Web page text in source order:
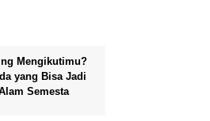
Mengikutimu?
yang Bisa Jadi
Semesta